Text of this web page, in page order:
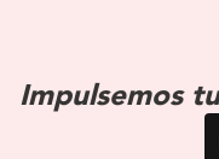
Impulsemos